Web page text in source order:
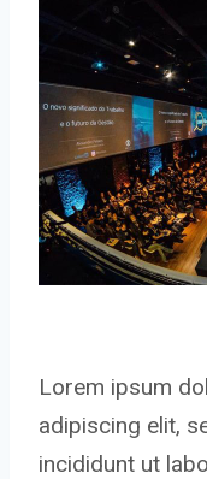
Lorem ipsum
adipiscing elit,
incididunt ut